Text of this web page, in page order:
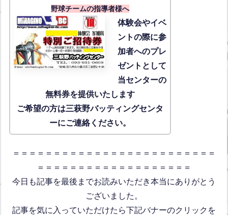
野球チームの指導者様へ
体験会やイベ
ントの際に参
加者へのプレ
ゼントとして
当センターの
無料券を提供いたします
ご希望の方は三萩野バッティングセンタ
ーにご連絡ください。
＝＝＝＝＝＝＝＝＝＝＝＝＝＝＝＝＝＝＝＝＝＝＝＝＝
＝＝＝＝＝＝＝＝＝＝＝＝＝＝＝＝＝＝＝
今日も記事を最後までお読みいただき本当にありがとう
ございました。
記事を気に入っていただけたら下記バナーのクリックを